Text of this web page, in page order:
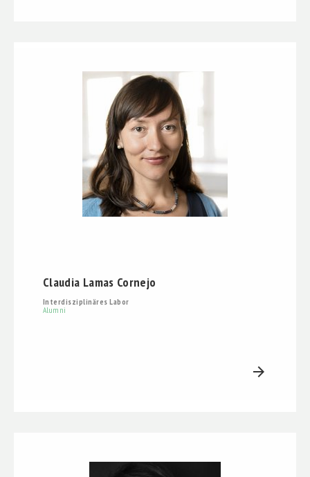
Claudia Lamas Cornejo
Interdisziplinäres Labor
Alumni
arrow_forward